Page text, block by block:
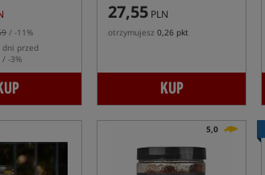
/ -11%
dni przed
-3%
27,55 PLN
otrzymujesz 0,26 pkt
KUP
5,0